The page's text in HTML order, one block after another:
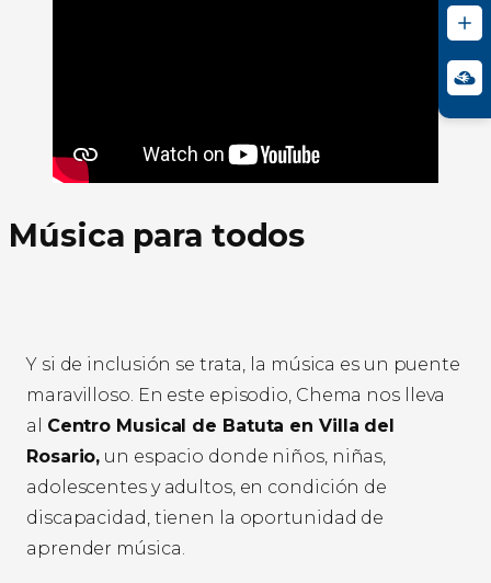
Música para todos
Y si de inclusión se trata, la música es un puente
maravilloso. En este episodio, Chema nos lleva
al Centro Musical de Batuta en Villa del
Rosario, un espacio donde niños, niñas,
adolescentes y adultos, en condición de
discapacidad, tienen la oportunidad de
aprender música.